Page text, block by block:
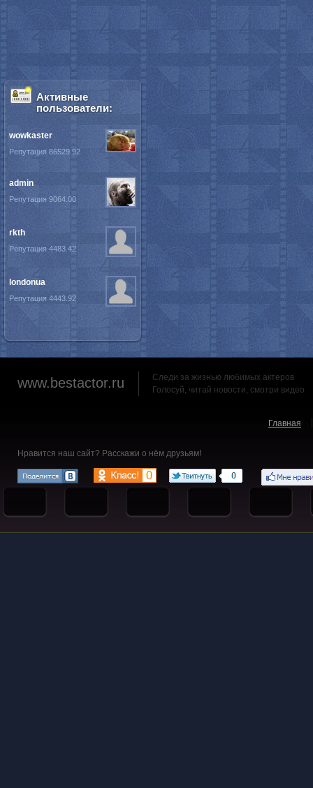
Активные
пользователи:
wowkaster
Репутация 86529.92
admin
Репутация 9064.00
rkth
Репутация 4483.42
londonua
Репутация 4443.92
www.bestactor.ru
Следи за жизнью любимых актеров
Голосуй, читай новости, смотри видео
Главная
Нравится наш сайт? Расскажи о нём друзьям!